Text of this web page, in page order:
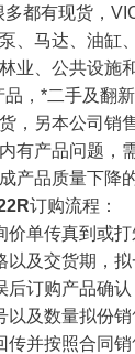
都有现货，
、马达、油缸
业、公共设施
，*二手及翻
，另本公司销
有产品问题，
产品质量下降
订购流程：
价单传真到或打
及交货期，
后订购产品确认
及数量拟份销
并按照合同